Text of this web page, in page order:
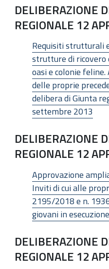
DELIBERAZIONE
REGIONALE 12
Requisiti strutturali
strutture di ricovero
oasi e colonie
delle proprie
delibera di Giunta
settembre 2013
DELIBERAZIONE
REGIONALE 12
Approvazione
Inviti di cui alle
2195/2018 e n.
giovani in
DELIBERAZIONE
REGIONALE 12